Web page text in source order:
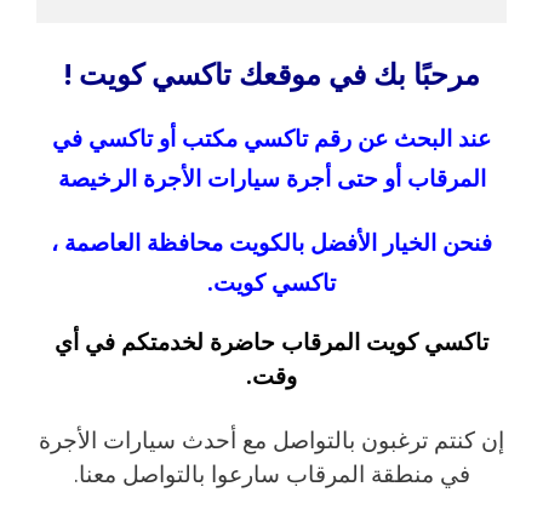
مرحبًا بك في موقعك تاكسي كويت !
عند البحث عن رقم تاكسي مكتب أو تاكسي في
المرقاب أو حتى أجرة سيارات الأجرة الرخيصة
فنحن الخيار الأفضل بالكويت محافظة العاصمة ،
تاكسي كويت.
تاكسي كويت المرقاب حاضرة لخدمتكم في أي
وقت.
إن كنتم ترغبون بالتواصل مع أحدث سيارات الأجرة
في منطقة المرقاب سارعوا بالتواصل معنا.